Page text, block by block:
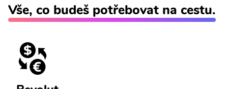
Vše, co budeš potřebovat na cestu.